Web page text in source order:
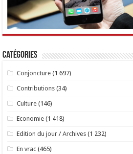
Catégories
Conjoncture (1 697)
Contributions (34)
Culture (146)
Economie (1 418)
Edition du jour / Archives (1 232)
En vrac (465)